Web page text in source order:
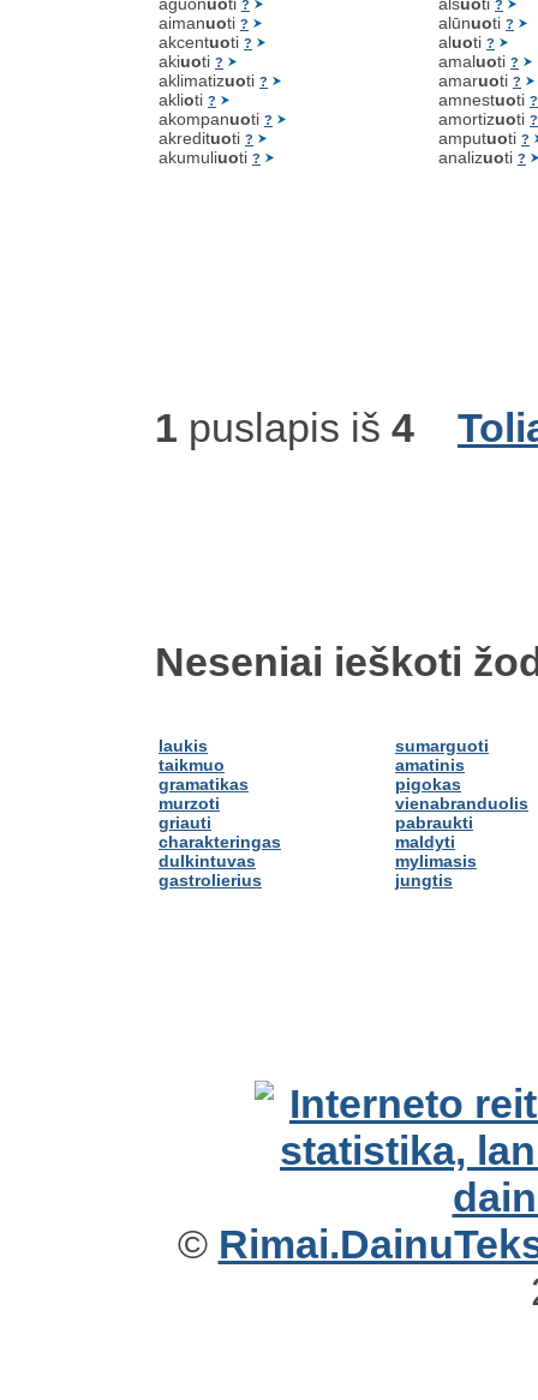
?
aimanuoti ?
akcentuoti ?
akiuoti ?
aklimatizuoti ?
aklioti ?
akompanuoti ?
akredituoti ?
akumuliuoti ?
?
alūnuoti ?
aluoti ?
amaluoti ?
amaruoti ?
amnestuoti ?
amortizuoti ?
amputuoti ?
analizuoti ?
1 puslapis iš 4
Neseniai ieškoti
laukis
taikmuo
gramatikas
murzoti
griauti
charakteringas
dulkintuvas
gastrolierius
sumarguoti
amatinis
pigokas
vienabranduolis
pabraukti
maldyti
mylimasis
jungtis
©